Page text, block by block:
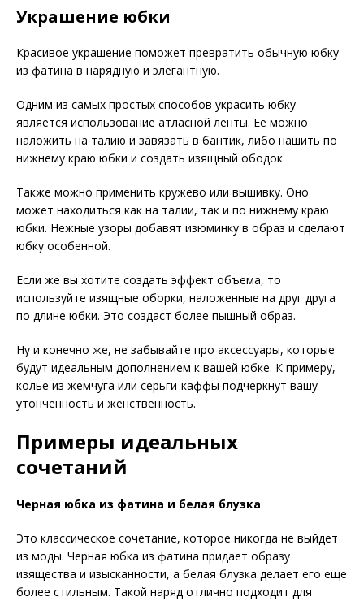
Украшение юбки
Красивое украшение поможет превратить обычную юбку
из фатина в нарядную и элегантную.
Одним из самых простых способов украсить юбку
является использование атласной ленты. Ее можно
наложить на талию и завязать в бантик, либо нашить по
нижнему краю юбки и создать изящный ободок.
Также можно применить кружево или вышивку. Оно
может находиться как на талии, так и по нижнему краю
юбки. Нежные узоры добавят изюминку в образ и сделают
юбку особенной.
Если же вы хотите создать эффект объема, то
используйте изящные оборки, наложенные на друг друга
по длине юбки. Это создаст более пышный образ.
Ну и конечно же, не забывайте про аксессуары, которые
будут идеальным дополнением к вашей юбке. К примеру,
колье из жемчуга или серьги-каффы подчеркнут вашу
утонченность и женственность.
Примеры идеальных
сочетаний
Черная юбка из фатина и белая блузка
Это классическое сочетание, которое никогда не выйдет
из моды. Черная юбка из фатина придает образу
изящества и изысканности, а белая блузка делает его еще
более стильным. Такой наряд отлично подходит для